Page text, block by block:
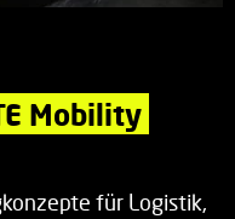
Mobility
für Logistik,